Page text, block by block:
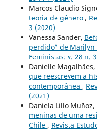
Marcos Claudio
teoria de gênero ,
3 (2020)
Vanessa Sander,
perdido” de Marilyn
Feministas: v. 28 n.
Danielle Magalhães,
que reescrevem a
contemporânea ,
(2021)
Daniela Lillo Muñoz,
meninas de uma
Chile , Revista